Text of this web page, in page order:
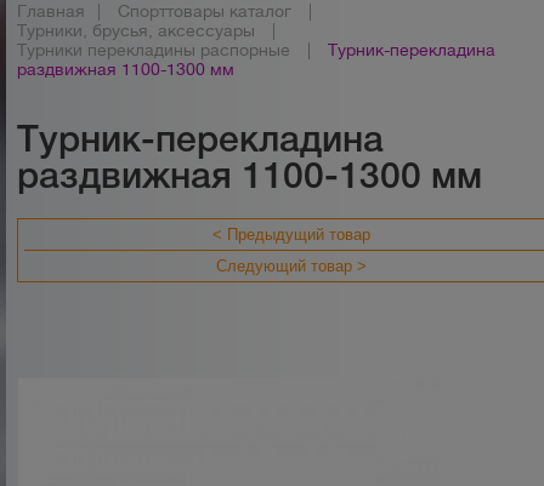
Главная Спорттовары каталог
Турники, брусья, аксессуары
Турники перекладины распорные
Турник-перекладина
раздвижная 1100-1300 мм
Турник-перекладина
раздвижная 1100-1300 мм
< Предыдущий товар
Следующий товар >